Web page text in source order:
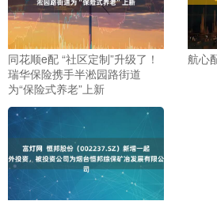
同花顺e配 “社区定制”升级了！
瑞华保险携手半淞园路街道
为“保险式养老”上新
航心